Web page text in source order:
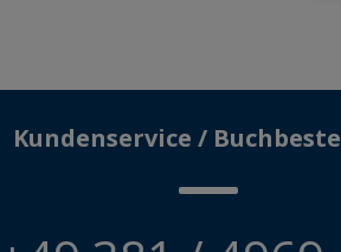
zu einem
Kundenservice /